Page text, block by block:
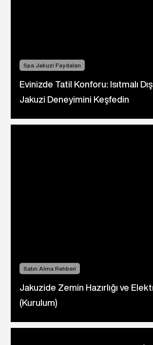
Evinizde Tatil Konforu: Isıtmalı
Jakuzi Deneyimini Keşfedin
Spa Jakuzi Faydaları
Jakuzide Zemin Hazırlığı ve
(Kurulum)
Satın Alma Rehberi